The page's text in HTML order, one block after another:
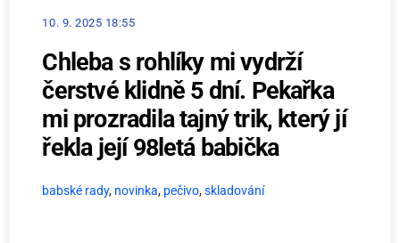
10. 9. 2025 18:55
Chleba s rohlíky mi vydrží
čerstvé klidně 5 dní. Pekařka
mi prozradila tajný trik, který jí
řekla její 98letá babička
babské rady, novinka, pečivo,skladování